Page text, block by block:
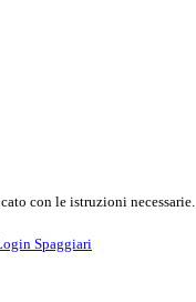
con le istruzioni necessarie.
Spaggiari